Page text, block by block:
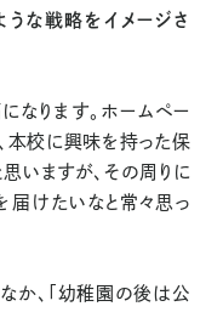
うな戦略をイメージさ
ります。ホームペー
本校に興味を持った保
いますが、その周りに
けたいなと常々思っ
か、「幼稚園の後は公